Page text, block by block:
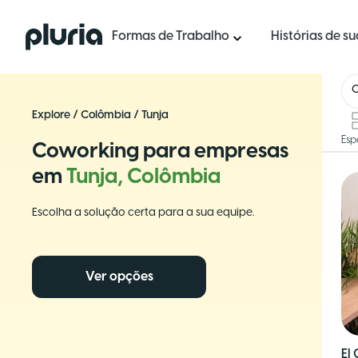
Logo Pluria Formas de Trabalho Histórias de
Explore / Colômbia / Tunja
Coworking para empresas
em Tunja, Colômbia
Escolha a solução certa para a sua equipe.
Ver opções
El